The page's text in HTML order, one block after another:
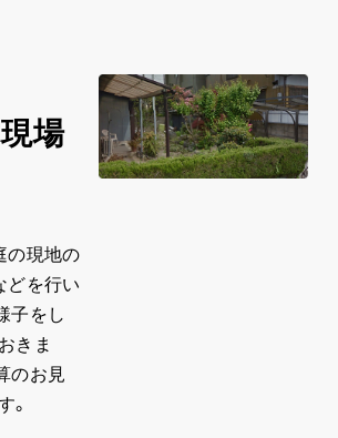
場
の現地の
どを行い
子をし
きま
のお見
。